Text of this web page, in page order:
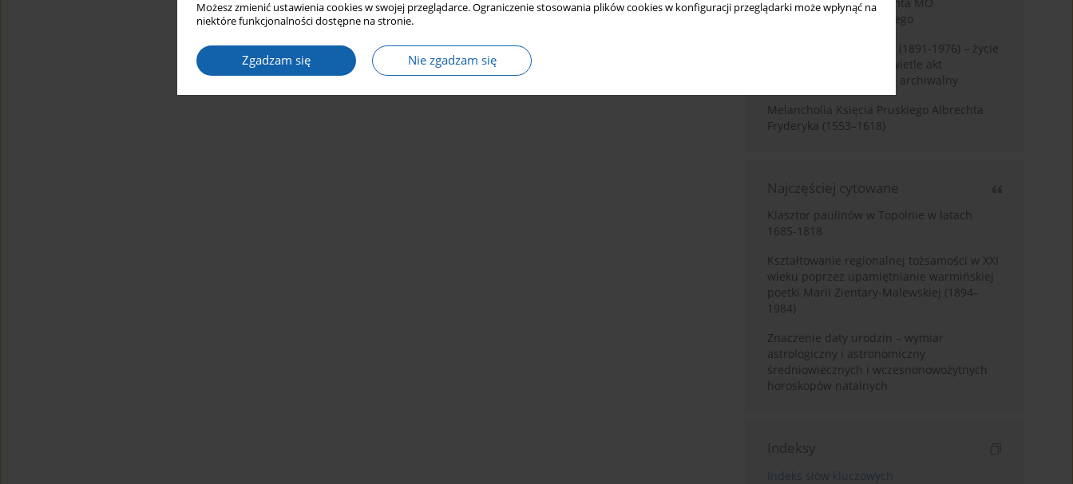
Możesz zmienić ustawienia cookies w swojej przeglądarce. Ograniczenie stosowania plików cookies w konfiguracji przeglądarki może wpłynąć na
niektóre funkcjonalności dostępne na stronie.
Zgadzam się Nie zgadzam się
województwa olsztyńskiego
Zygmunt Tadeusz Robel (1891-1976) – życie
i kariera zawodowa w świetle akt
osobowych. Rekonesans archiwalny
Melancholia Księcia Pruskiego Albrechta
Fryderyka (1553–1618)
Najczęściej cytowane
Klasztor paulinów w Topolnie w latach
1685-1818
Kształtowanie regionalnej tożsamości w XXI
wieku poprzez upamiętnianie warmińskiej
poetki Marii Zientary-Malewskiej (1894–
1984)
Znaczenie daty urodzin – wymiar
astrologiczny i astronomiczny
średniowiecznych i wczesnonowożytnych
horoskopów natalnych
Indeksy
Indeks słów kluczowych